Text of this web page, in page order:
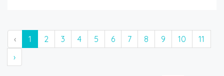
‹ 1 2 3 4 5 6 7 8 9 10
11
›